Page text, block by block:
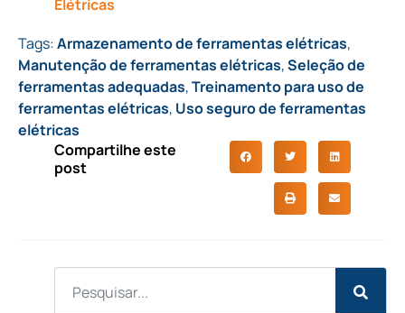
Elétricas
Tags:Armazenamento de ferramentas elétricas,
Manutenção de ferramentas elétricas,Seleção de
ferramentas adequadas,Treinamento para uso de
ferramentas elétricas, Uso seguro de ferramentas
elétricas
Compartilhe este
post